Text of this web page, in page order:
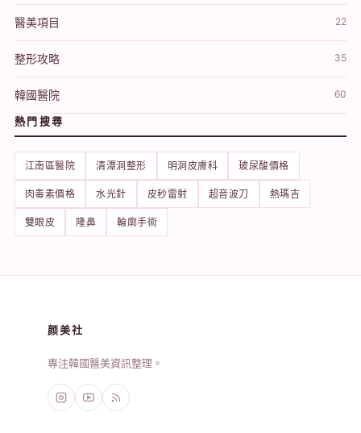
醫美項目 22
整形攻略 35
韓國醫院 60
熱門搜尋
江南區醫院 清潭洞整形 明洞皮膚科 玻尿酸價格
肉毒素價格 水光針 皮秒雷射 超音波刀 熱瑪吉
雙眼皮 隆鼻 輪廓手術
颜美社
專注韓國醫美資訊整理。